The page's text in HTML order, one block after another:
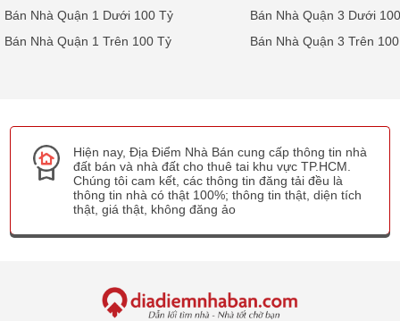
Bán Nhà Quận 1 Dưới 100 Tỷ
Bán Nhà Quận 3 Dưới
Bán Nhà Quận 1 Trên 100 Tỷ
Bán Nhà Quận 3 Trên
Hiện nay, Địa Điểm Nhà Bán cung cấp thông tin nhà
đất bán và nhà đất cho thuê tai khu vực TP.HCM.
Chúng tôi cam kết, các thông tin đăng tải đều là
thông tin nhà có thật 100%; thông tin thật, diện tích
thật, giá thật, không đăng ảo